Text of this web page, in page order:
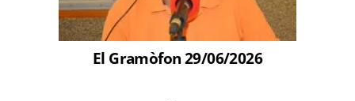
El Gramòfon 29/06/2026